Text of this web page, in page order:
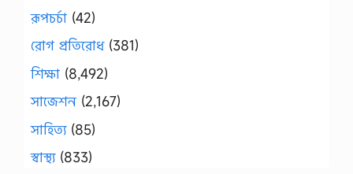
রূপচর্চা (42)
রোগ প্রতিরোধ(381)
শিক্ষা (8,492)
সাজেশন (2,167)
সাহিত্য(85)
স্বাস্থ্য(833)